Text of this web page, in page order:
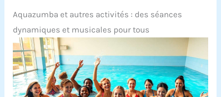
suspendre ou transporter votre enceinte à la main
Aquazumba et autres activités : des séances
dynamiques et musicales pour tous